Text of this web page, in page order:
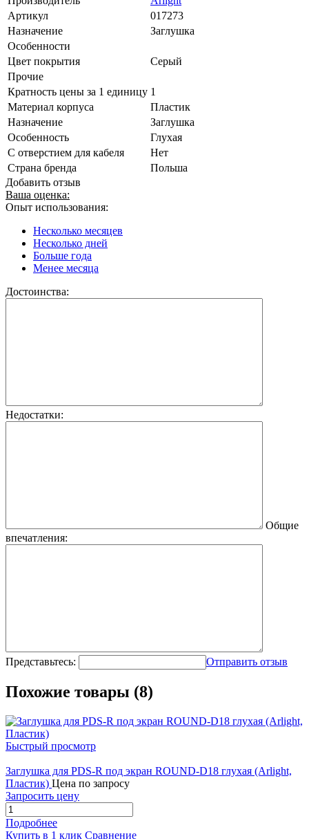
Артикул
017273
Назначение
Заглушка
Особенности
Цвет покрытия
Серый
Прочие
Кратность цены за 1 единицу 1
Материал корпуса
Пластик
Назначение
Заглушка
Особенность
Глухая
С отверстием для кабеля
Нет
Страна бренда
Польша
Добавить отзыв
Ваша оценка:
Опыт использования:
Несколько месяцев
Несколько дней
Больше года
Менее месяца
Достоинства:
Недостатки:
Общие
впечатления:
Представьтесь: Отправить отзыв
Похожие товары (8)
Быстрый просмотр
Заглушка для PDS-R под экран ROUND-D18 глухая (Arlight,
Пластик) Цена по запросу
Запросить цену
Подробнее
Купить в 1 клик Сравнение